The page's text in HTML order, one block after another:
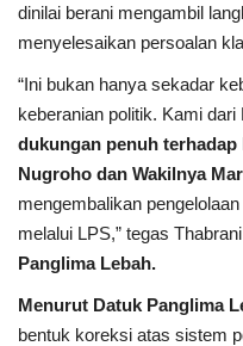
Olahraga
Opini
Budaya
Internasional
Infotorial
Ekonomi
dinilai berani mengambil
menyelesaikan persoalan
“Ini bukan hanya sekadar
keberanian politik. Kami
dukungan penuh
Nugroho dan Wakilnya
mengembalikan
melalui LPS,” tegas
Panglima Lebah.
Menurut Datuk Panglima
bentuk koreksi atas sistem